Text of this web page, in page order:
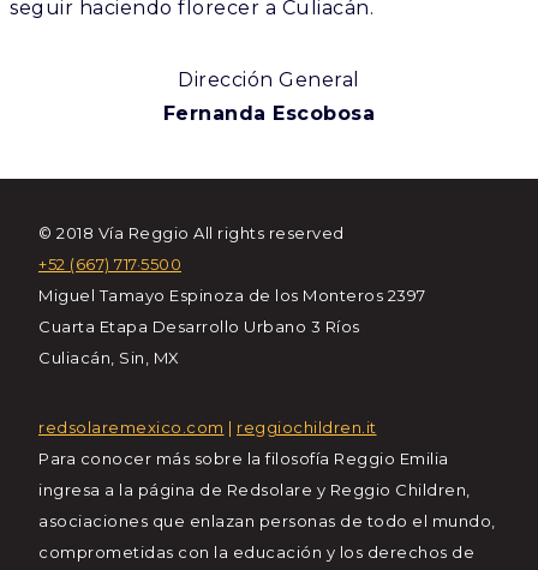
seguir haciendo florecer a Culiacán.
Dirección General
Fernanda Escobosa
© 2018 Vía Reggio All rights reserved
+52 (667) 717·5500
Miguel Tamayo Espinoza de los Monteros 2397
Cuarta Etapa Desarrollo Urbano 3 Ríos
Culiacán, Sin, MX
redsolaremexico.com | reggiochildren.it
Para conocer más sobre la filosofía Reggio Emilia
ingresa a la página de Redsolare y Reggio Children,
asociaciones que enlazan personas de todo el mundo,
comprometidas con la educación y los derechos de